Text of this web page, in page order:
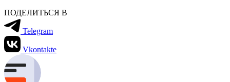
ПОДЕЛИТЬСЯ В
Telegram
Vkontakte